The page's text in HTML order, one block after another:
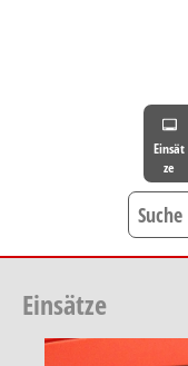
Einsät
ze
Einsätze